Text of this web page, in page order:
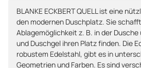
BLANKE ECKBERT QUELL ist eine
den modernen Duschplatz. Sie
Ablagemöglichkeit z. B. in der
und Duschgel ihren Platz finden. Die
robustem Edelstahl, gibt es in
Geometrien und Farben. Es sind